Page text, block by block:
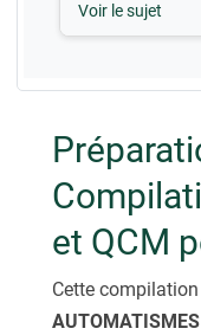
Voir le sujet
et QCM
Cette